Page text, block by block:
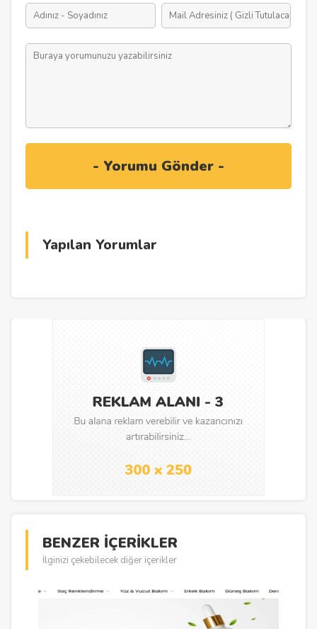
Yapılan Yorumlar
BENZER İÇERİKLER
İlginizi çekebilecek diğer içerikler